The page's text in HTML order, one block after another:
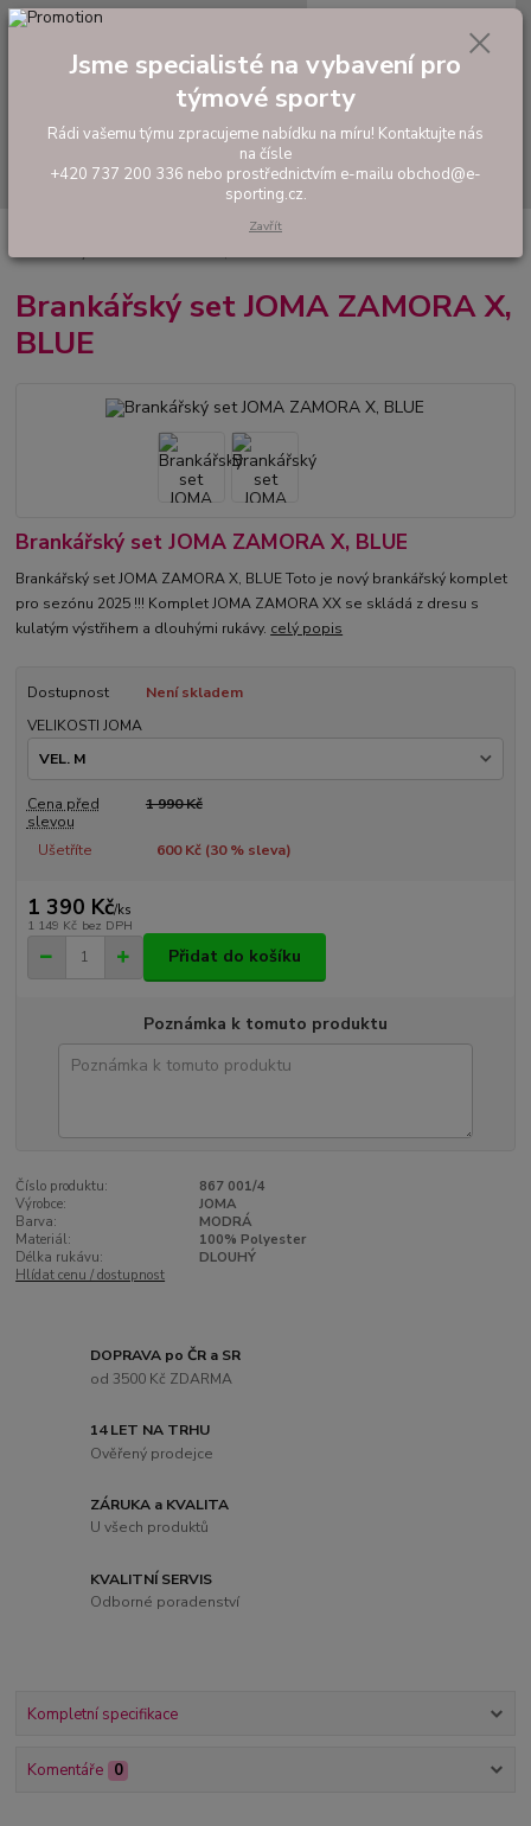
Hledat
tel: +420 737 200 336
0,00 Kč
Fotbaloví brankáři
Brankářský set JOMA ZAMORA X, BLUE
Brankářský set JOMA ZAMORA X,
BLUE
Brankářský set JOMA ZAMORA X, BLUE
Brankářský set JOMA ZAMORA X, BLUE Toto je nový brankářský komplet
pro sezónu 2025 !!! Komplet JOMA ZAMORA XX se skládá z dresu s
kulatým výstřihem a dlouhými rukávy. celý popis
Dostupnost
Není skladem
VELIKOSTI JOMA
Cena před
slevou
1 990 Kč
Ušetříte 600 Kč (30% sleva)
1 390 Kč/ks
1 149 Kč bez DPH
Přidat do košíku
Poznámka k tomuto produktu
Číslo produktu:
867 001/4
Výrobce:
JOMA
Barva:
MODRÁ
Materiál:
100% Polyester
Délka rukávu:
DLOUHÝ
Hlídat cenu / dostupnost
DOPRAVA po ČR a SR
od 3500 Kč ZDARMA
14 LET NA TRHU
Ověřený prodejce
ZÁRUKA a KVALITA
U všech produktů
KVALITNÍ SERVIS
Odborné poradenství
Kompletní specifikace
Komentáře 0
Jsme specialisté na vybavení pro
týmové sporty
Rádi vašemu týmu zpracujeme nabídku na míru! Kontaktujte nás
na čísle
+420 737 200 336 nebo prostřednictvím e-mailu obchod@e-
sporting.cz.
Zavřít